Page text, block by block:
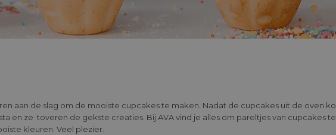
aan de slag om de mooiste cupcakes te maken. Nadat de cupcakes uit de oven
en ze toveren de gekste creaties. Bij AVA vind je alles om pareltjes van cupcakes
kleuren. Veel plezier.